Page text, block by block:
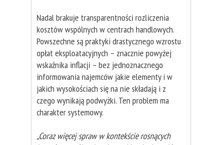
Nadal brakuje transparentności rozliczenia
kosztów wspólnych w centrach handlowych.
Powszechne są praktyki drastycznego wzrostu
opłat eksploatacyjnych – znacznie powyżej
wskaźnika inflacji – bez jednoznacznego
informowania najemców jakie elementy i w
jakich wysokościach się na nie składają i z
czego wynikają podwyżki. Ten problem ma
charakter systemowy.
„Coraz więcej spraw w kontekście rosnących